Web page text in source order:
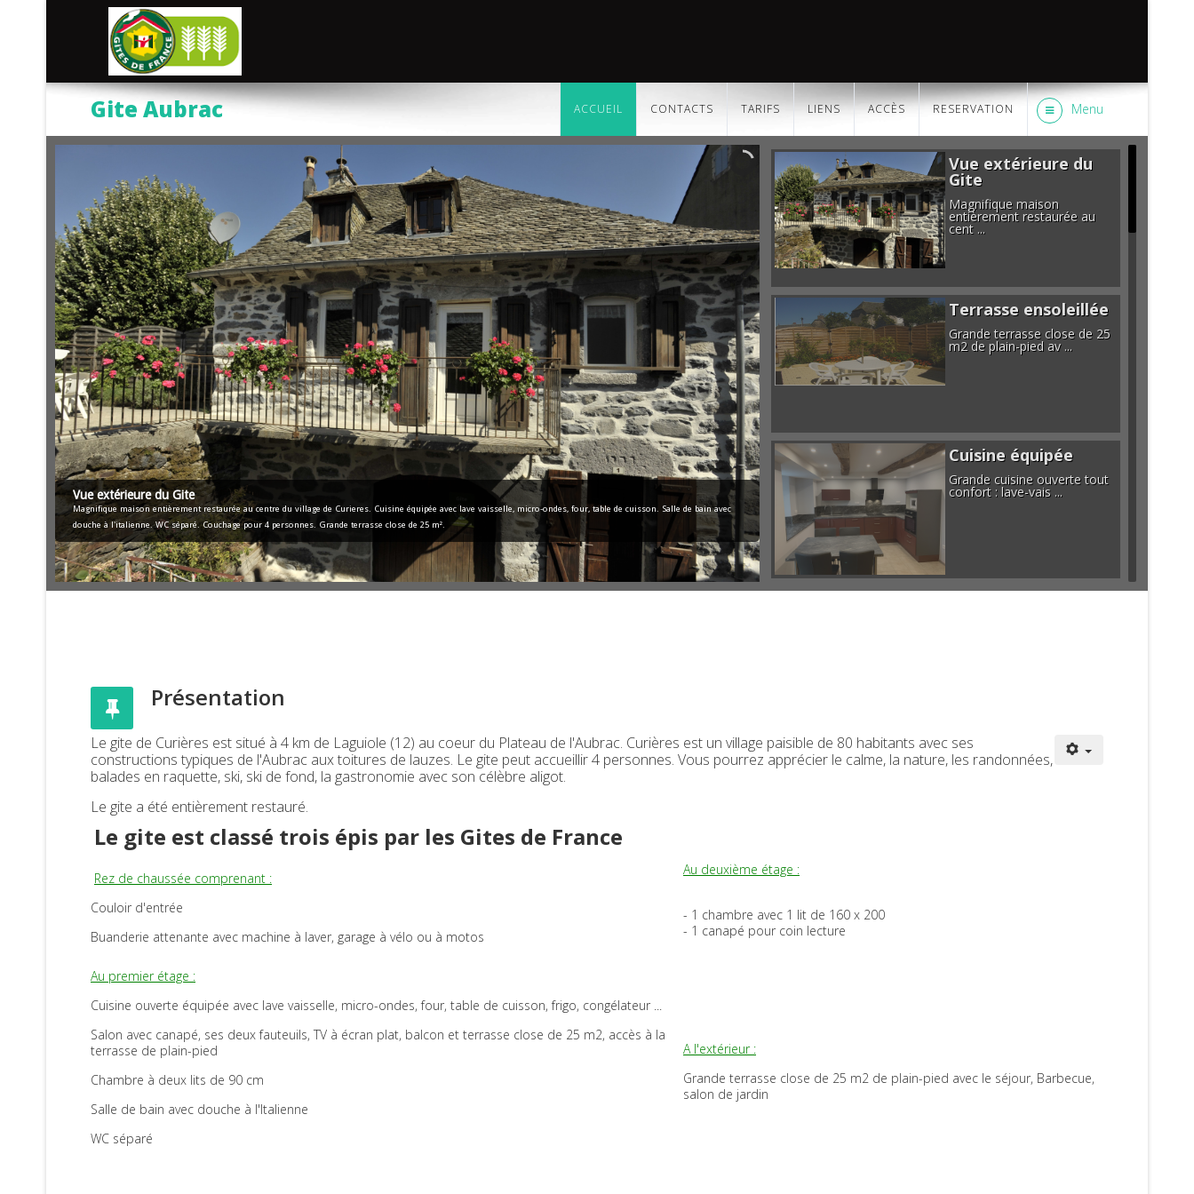
Gite Aubrac Menu
ACCUEIL CONTACTS TARIFS LIENS ACCÈS RESERVATION
Vue extérieure du Gite
Magnifique maison entièrement restaurée au centre du village de Curieres. Cuisine équipée avec lave vaisselle, micro-ondes, four, table de cuisson. Salle de bain avec
douche à l'italienne. WC séparé. Couchage pour 4 personnes. Grande terrasse close de 25 m².
Vue extérieure du
Gite
Magnifique maison
entièrement restaurée au
cent ...
Terrasse ensoleillée
Grande terrasse close de 25
m2 de plain-pied av ...
Cuisine équipée
Grande cuisine ouverte tout
confort : lave-vais ...
Grande chambre
Avec son grand lit en 160 cm
Présentation
Le gite de Curières est situé à 4 km de Laguiole (12) au coeur du Plateau de l'Aubrac. Curières est un village paisible de 80 habitants avec ses
constructions typiques de l'Aubrac aux toitures de lauzes. Le gite peut accueillir 4 personnes. Vous pourrez apprécier le calme, la nature, les randonnées,
balades en raquette, ski, ski de fond, la gastronomie avec son célèbre aligot.
Le gite a été entièrement restauré.
Le gite est classé trois épis par les Gites de France
Rez de chaussée comprenant :
Couloir d'entrée
Buanderie attenante avec machine à laver, garage à vélo ou à motos
Au deuxième étage :
- 1 chambre avec 1 lit de 160 x 200
- 1 canapé pour coin lecture
Au premier étage :
Cuisine ouverte équipée avec lave vaisselle, micro-ondes, four, table de cuisson, frigo, congélateur ...
Salon avec canapé, ses deux fauteuils, TV à écran plat, balcon et terrasse close de 25 m2, accès à la
terrasse de plain-pied
Chambre à deux lits de 90 cm
Salle de bain avec douche à l'Italienne
WC séparé
A l'extérieur :
Grande terrasse close de 25 m2 de plain-pied avec le séjour, Barbecue,
salon de jardin